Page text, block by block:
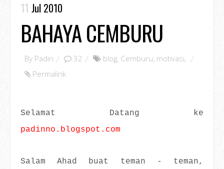
11 Jul 2010
BAHAYA CEMBURU
By Padin 32 blog, Cemburu, motivasi,
Permalink
Selamat Datang ke
padinno.blogspot.com
Salam Ahad buat teman - teman,